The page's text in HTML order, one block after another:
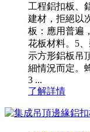
工程鋁扣板、
建材，拒絕以
板：應用普遍
花板材料。5
示方形鋁板吊
細情況而定。
3 ...
了解詳情